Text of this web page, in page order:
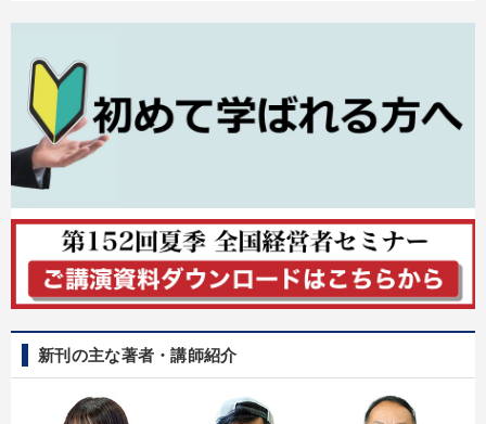
会社のパフォーマンスを高める講話 資産戦略
最新技術・トレンド
仕事のスキルと人間力を高める知恵を身につける
オーナー社長の「現場力の経営」＋現場の「儲ける力」をさらに
高める教材２選
最新トレンドと時代の潮流を押さえる 経済・景気・相場予測
全国経営者セミナー収録〈売れ筋・人気ランキング〉＆新刊・好
評講話
大竹愼一書籍 企業戦略に学ぶ
2026年春季全国経営者セミナー収録講演ＣＤ・講演ＤＶＤ・デジ
新刊の主な著者・講師紹介